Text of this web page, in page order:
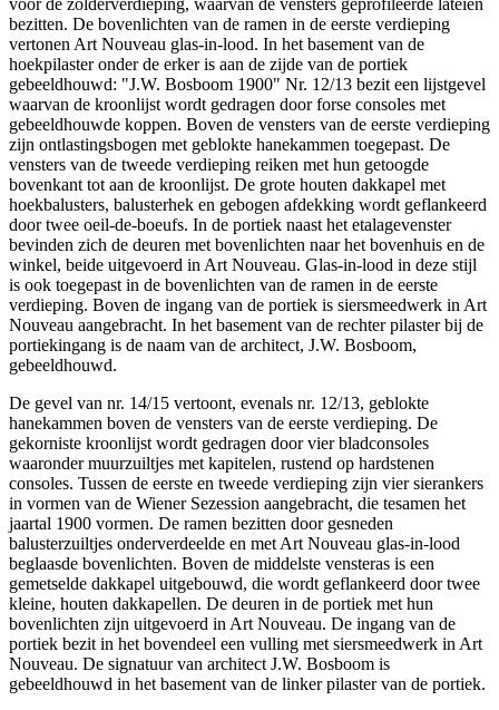
bezitten. De bovenlichten van de ramen in de eerste verdieping
vertonen Art Nouveau glas-in-lood. In het basement van de
hoekpilaster onder de erker is aan de zijde van de portiek
gebeeldhouwd: "J.W. Bosboom 1900" Nr. 12/13 bezit een lijstgevel
waarvan de kroonlijst wordt gedragen door forse consoles met
gebeeldhouwde koppen. Boven de vensters van de eerste verdieping
zijn ontlastingsbogen met geblokte hanekammen toegepast. De
vensters van de tweede verdieping reiken met hun getoogde
bovenkant tot aan de kroonlijst. De grote houten dakkapel met
hoekbalusters, balusterhek en gebogen afdekking wordt geflankeerd
door twee oeil-de-boeufs. In de portiek naast het etalagevenster
bevinden zich de deuren met bovenlichten naar het bovenhuis en de
winkel, beide uitgevoerd in Art Nouveau. Glas-in-lood in deze stijl
is ook toegepast in de bovenlichten van de ramen in de eerste
verdieping. Boven de ingang van de portiek is siersmeedwerk in Art
Nouveau aangebracht. In het basement van de rechter pilaster bij de
portiekingang is de naam van de architect, J.W. Bosboom,
gebeeldhouwd.
De gevel van nr. 14/15 vertoont, evenals nr. 12/13, geblokte
hanekammen boven de vensters van de eerste verdieping. De
gekorniste kroonlijst wordt gedragen door vier bladconsoles
waaronder muurzuiltjes met kapitelen, rustend op hardstenen
consoles. Tussen de eerste en tweede verdieping zijn vier sierankers
in vormen van de Wiener Sezession aangebracht, die tesamen het
jaartal 1900 vormen. De ramen bezitten door gesneden
balusterzuiltjes onderverdeelde en met Art Nouveau glas-in-lood
beglaasde bovenlichten. Boven de middelste vensteras is een
gemetselde dakkapel uitgebouwd, die wordt geflankeerd door twee
kleine, houten dakkapellen. De deuren in de portiek met hun
bovenlichten zijn uitgevoerd in Art Nouveau. De ingang van de
portiek bezit in het bovendeel een vulling met siersmeedwerk in Art
Nouveau. De signatuur van architect J.W. Bosboom is
gebeeldhouwd in het basement van de linker pilaster van de portiek.